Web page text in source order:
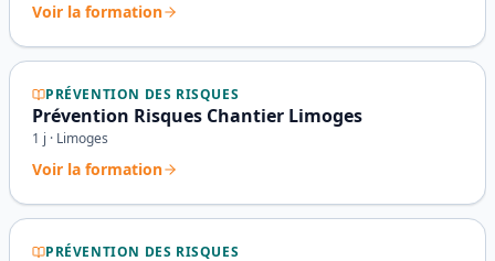
Voir la formation
PRÉVENTION DES RISQUES
Prévention Risques Chantier Limoges
1 j · Limoges
Voir la formation
PRÉVENTION DES RISQUES